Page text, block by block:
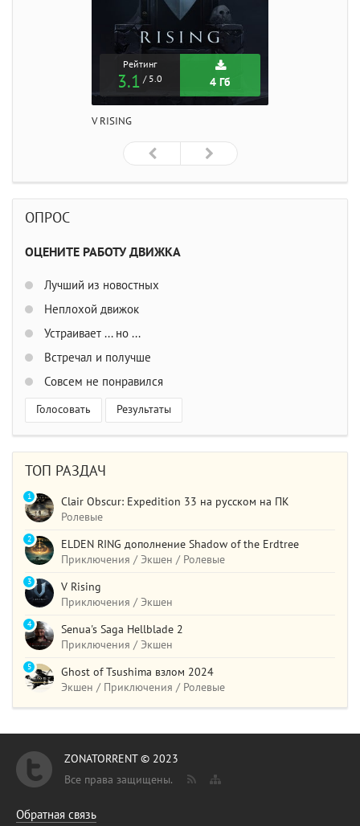
Рейтинг
3.1 / 5.0 4 Гб
V RISING
ОПРОС
ОЦЕНИТЕ РАБОТУ ДВИЖКА
Лучший из новостных
Неплохой движок
Устраивает ... но ...
Встречал и получше
Совсем не понравился
Голосовать Результаты
ТОП РАЗДАЧ
Clair Obscur: Expedition 33 на русском на ПК
Ролевые
1
ELDEN RING дополнение Shadow of the Erdtree
Приключения / Экшен / Ролевые
2
V Rising
Приключения / Экшен
3
Senua's Saga Hellblade 2
Приключения / Экшен
4
Ghost of Tsushima взлом 2024
Экшен / Приключения / Ролевые
5
ZONATORRENT © 2023
Все права защищены.
Обратная связь